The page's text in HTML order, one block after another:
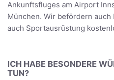
Ankunftsfluges am Airport
München. Wir befördern
auch Sportausrüstung
ICH HABE BESONDERE
TUN?